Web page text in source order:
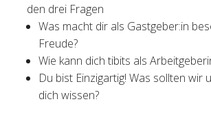
den drei Fragen
Was macht dir als Gastgeber:in
Freude?
Wie kann dich tibits als
Du bist Einzigartig! Was sollten wir
dich wissen?